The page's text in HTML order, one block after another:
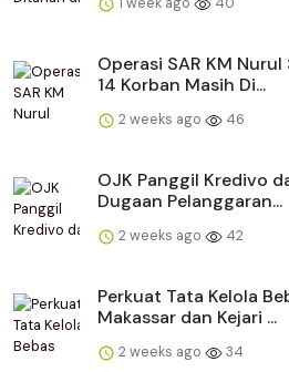
Operasi SAR KM
14 Korban Masih Di...
2 weeks ago 46
OJK Panggil Kredivo
Dugaan Pelanggaran...
2 weeks ago 42
Perkuat Tata Kelola
Makassar dan Kejari ...
2 weeks ago 34